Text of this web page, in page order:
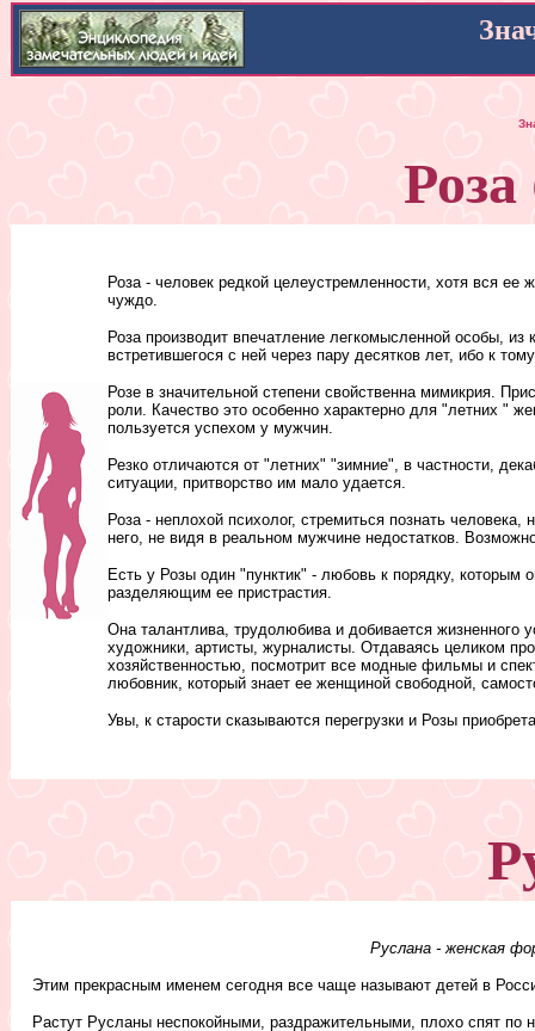
Роза - человек редкой целеустремленности, хотя вся ее
чуждо.
Роза производит впечатление легкомысленной особы,
встретившегося с ней через пару десятков лет, ибо к
Розе в значительной степени свойственна мимикрия.
роли. Качество это особенно характерно для "летних "
пользуется успехом у мужчин.
Резко отличаются от "летних" "зимние", в частности,
ситуации, притворство им мало удается.
Роза - неплохой психолог, стремиться познать
него, не видя в реальном мужчине недостатков.
Есть у Розы один "пунктик" - любовь к порядку, которым
разделяющим ее пристрастия.
Она талантлива, трудолюбива и добивается жизненного
художники, артисты, журналисты. Отдаваясь целиком
хозяйственностью, посмотрит все модные фильмы и
любовник, который знает ее женщиной свободной,
Увы, к старости сказываются перегрузки и Розы
Руслана - женская
Этим прекрасным именем сегодня все чаще называют детей в
Растут Русланы неспокойными, раздражительными, плохо спят по